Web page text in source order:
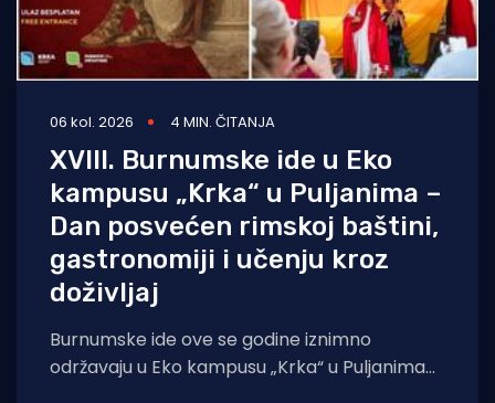
06 kol. 2026 4 MIN. ČITANJA
XVIII. Burnumske ide u Eko
kampusu „Krka“ u Puljanima –
Dan posvećen rimskoj baštini,
gastronomiji i učenju kroz
doživljaj
Burnumske ide ove se godine iznimno
održavaju u Eko kampusu „Krka“ u Puljanima